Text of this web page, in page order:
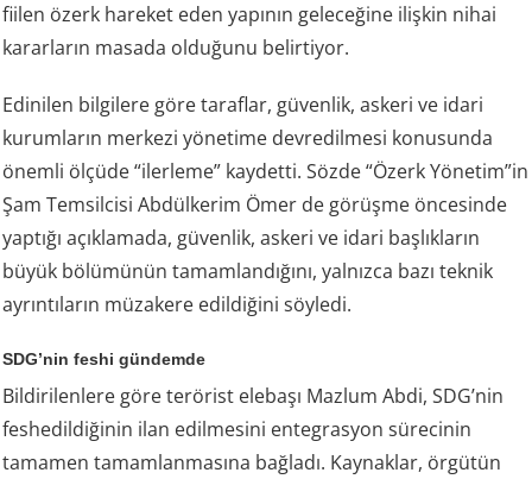
fiilen özerk hareket eden yapının geleceğine ilişkin nihai
kararların masada olduğunu belirtiyor.
Edinilen bilgilere göre taraflar, güvenlik, askeri ve idari
kurumların merkezi yönetime devredilmesi konusunda
önemli ölçüde “ilerleme” kaydetti. Sözde “Özerk Yönetim”in
Şam Temsilcisi Abdülkerim Ömer de görüşme öncesinde
yaptığı açıklamada, güvenlik, askeri ve idari başlıkların
büyük bölümünün tamamlandığını, yalnızca bazı teknik
ayrıntıların müzakere edildiğini söyledi.
SDG’nin feshi gündemde
Bildirilenlere göre terörist elebaşı Mazlum Abdi, SDG’nin
feshedildiğinin ilan edilmesini entegrasyon sürecinin
tamamen tamamlanmasına bağladı. Kaynaklar, örgütün